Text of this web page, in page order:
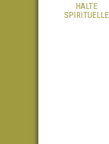
HALTE
SPIRITUELLE